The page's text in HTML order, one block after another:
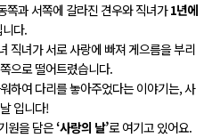
쪽과 서쪽에 갈라진 견우와 직녀가1년에
다.
직녀가 서로 사랑에 빠져 게으름을 부리
으로 떨어트렸습니다.
하여 다리를 놓아주었다는 이야기는, 사
입니다!
원을 담은‘사랑의 날’로 여기고 있어요.